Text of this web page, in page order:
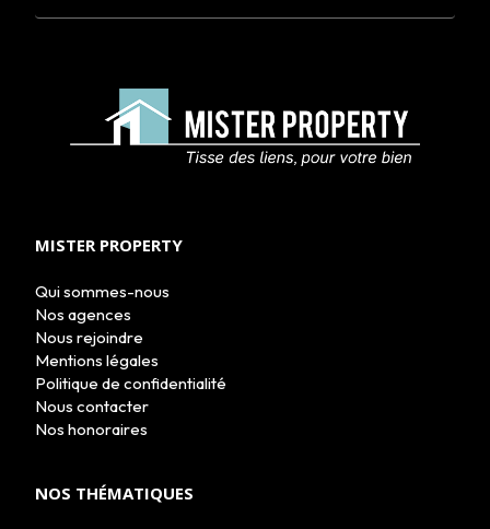
ACHETER
LOUER
NOS AGENCES
LE GROUPE
NOUS REJOINDRE
MISTER PROPERTY
Qui sommes-nous
Nos agences
Nous rejoindre
Mentions légales
Politique de confidentialité
Nous contacter
Nos honoraires
NOS THÉMATIQUES